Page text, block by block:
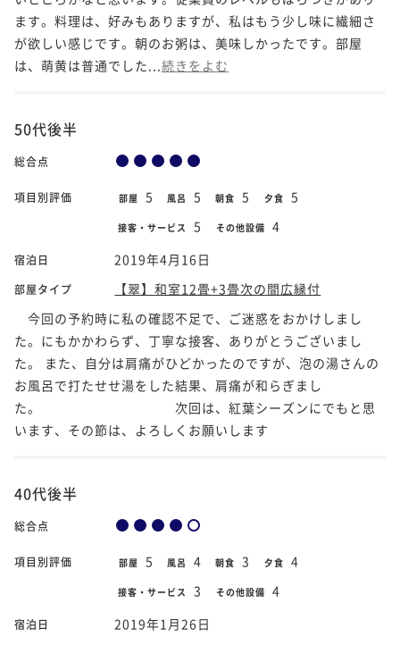
ます。料理は、好みもありますが、私はもう少し味に繊細さ
が欲しい感じです。朝のお粥は、美味しかったです。部屋
は、萌黄は普通でした... 続きをよむ
50代後半
総合点
項目別評価 部屋 5 風呂 5 朝食 5 夕食 5
接客・サービス 5 その他設備 4
宿泊日 2019年4月16日
部屋タイプ
【翠】和室12畳+3畳次の間広縁付
今回の予約時に私の確認不足で、ご迷惑をおかけしまし
た。にもかかわらず、丁寧な接客、ありがとうございまし
た。 また、自分は肩痛がひどかったのですが、泡の湯さんの
お風呂で打たせせ湯をした結果、肩痛が和らぎまし
た。 次回は、紅葉シーズンにでもと思
います、その節は、よろしくお願いします
40代後半
総合点
項目別評価 部屋 5 風呂 4 朝食 3 夕食 4
接客・サービス 3 その他設備 4
宿泊日
2019年1月26日